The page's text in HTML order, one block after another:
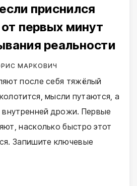
приснился
первых минут
реальности
МАРКОВИЧ
после себя тяжёлый
мысли путаются, а
внутренней дрожи. Первые
насколько быстро этот
Запишите ключевые